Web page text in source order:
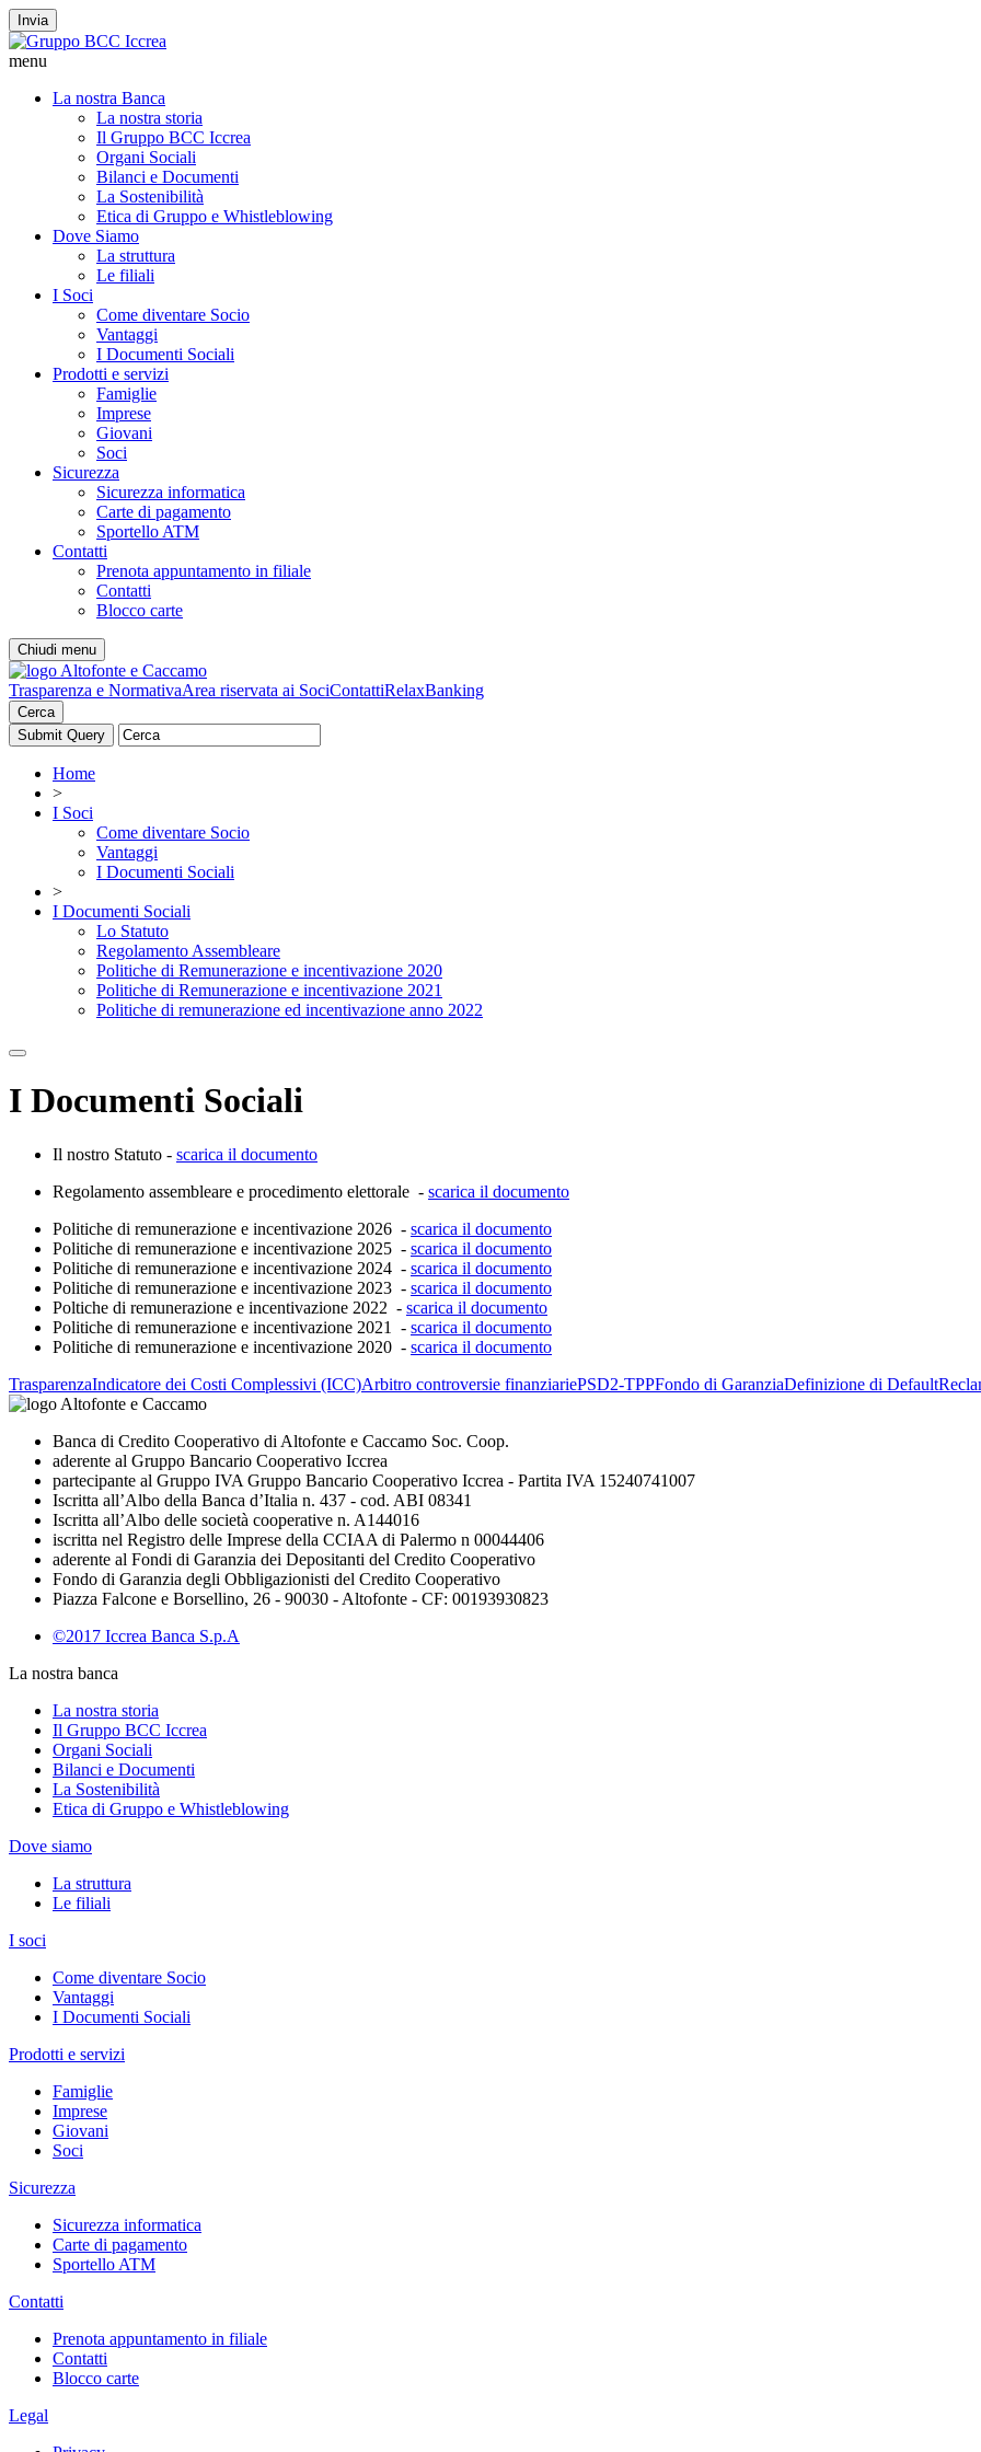
Invia
menu
La nostra Banca
La nostra storia
Il Gruppo BCC Iccrea
Organi Sociali
Bilanci e Documenti
La Sostenibilità
Etica di Gruppo e Whistleblowing
Dove Siamo
La struttura
Le filiali
I Soci
Come diventare Socio
Vantaggi
I Documenti Sociali
Prodotti e servizi
Famiglie
Imprese
Giovani
Soci
Sicurezza
Sicurezza informatica
Carte di pagamento
Sportello ATM
Contatti
Prenota appuntamento in filiale
Contatti
Blocco carte
Chiudi menu
Trasparenza e NormativaArea riservata ai SociContattiRelaxBanking
Cerca
Home
>
I Soci
Come diventare Socio
Vantaggi
I Documenti Sociali
>
I Documenti Sociali
Lo Statuto
Regolamento Assembleare
Politiche di Remunerazione e incentivazione 2020
Politiche di Remunerazione e incentivazione 2021
Politiche di remunerazione ed incentivazione anno 2022
I Documenti Sociali
Il nostro Statuto - scarica il documento
Regolamento assembleare e procedimento elettorale - scarica il documento
Politiche di remunerazione e incentivazione 2026 - scarica il documento
Politiche di remunerazione e incentivazione 2025 - scarica il documento
Politiche di remunerazione e incentivazione 2024 - scarica il documento
Politiche di remunerazione e incentivazione 2023 - scarica il documento
Poltiche di remunerazione e incentivazione 2022 - scarica il documento
Politiche di remunerazione e incentivazione 2021 - scarica il documento
Politiche di remunerazione e incentivazione 2020 - scarica il documento
TrasparenzaIndicatore dei Costi Complessivi (ICC)Arbitro controversie finanziariePSD2-TPPFondo di GaranziaDefinizione di Default
Banca di Credito Cooperativo di Altofonte e Caccamo Soc. Coop.
aderente al Gruppo Bancario Cooperativo Iccrea
partecipante al Gruppo IVA Gruppo Bancario Cooperativo Iccrea - Partita IVA 15240741007
Iscritta all’Albo della Banca d’Italia n. 437 - cod. ABI 08341
Iscritta all’Albo delle società cooperative n. A144016
iscritta nel Registro delle Imprese della CCIAA di Palermo n 00044406
aderente al Fondi di Garanzia dei Depositanti del Credito Cooperativo
Fondo di Garanzia degli Obbligazionisti del Credito Cooperativo
Piazza Falcone e Borsellino, 26 - 90030 - Altofonte - CF: 00193930823
©2017 Iccrea Banca S.p.A
La nostra banca
La nostra storia
Il Gruppo BCC Iccrea
Organi Sociali
Bilanci e Documenti
La Sostenibilità
Etica di Gruppo e Whistleblowing
Dove siamo
La struttura
Le filiali
I soci
Come diventare Socio
Vantaggi
I Documenti Sociali
Prodotti e servizi
Famiglie
Imprese
Giovani
Soci
Sicurezza
Sicurezza informatica
Carte di pagamento
Sportello ATM
Contatti
Prenota appuntamento in filiale
Contatti
Blocco carte
Legal